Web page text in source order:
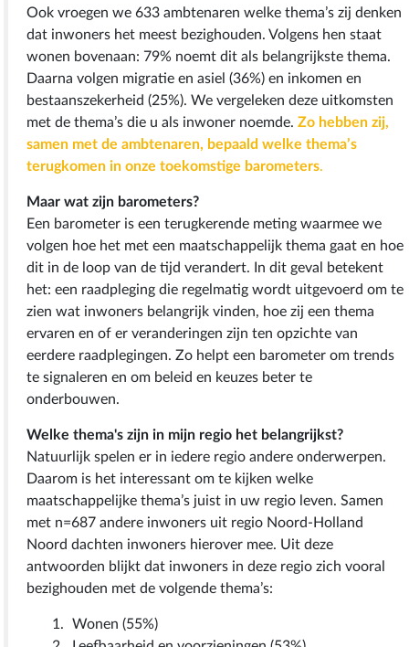
Ook vroegen we 633 ambtenaren welke thema’s zij denken
dat inwoners het meest bezighouden. Volgens hen staat
wonen bovenaan: 79% noemt dit als belangrijkste thema.
Daarna volgen migratie en asiel (36%) en inkomen en
bestaanszekerheid (25%). We vergeleken deze uitkomsten
met de thema’s die u als inwoner noemde.Zo hebben zij,
samen met de ambtenaren, bepaald welke thema’s
terugkomen in onze toekomstige barometers.
Maar wat zijn barometers?
Een barometer is een terugkerende meting waarmee we
volgen hoe het met een maatschappelijk thema gaat en hoe
dit in de loop van de tijd verandert. In dit geval betekent
het: een raadpleging die regelmatig wordt uitgevoerd om te
zien wat inwoners belangrijk vinden, hoe zij een thema
ervaren en of er veranderingen zijn ten opzichte van
eerdere raadplegingen. Zo helpt een barometer om trends
te signaleren en om beleid en keuzes beter te
onderbouwen.
Welke thema's zijn in mijn regio het belangrijkst?
Natuurlijk spelen er in iedere regio andere onderwerpen.
Daarom is het interessant om te kijken welke
maatschappelijke thema’s juist in uw regio leven. Samen
met n=687 andere inwoners uit regio Noord-Holland
Noord dachten inwoners hierover mee. Uit deze
antwoorden blijkt dat inwoners in deze regio zich vooral
bezighouden met de volgende thema’s:
Wonen (55%)